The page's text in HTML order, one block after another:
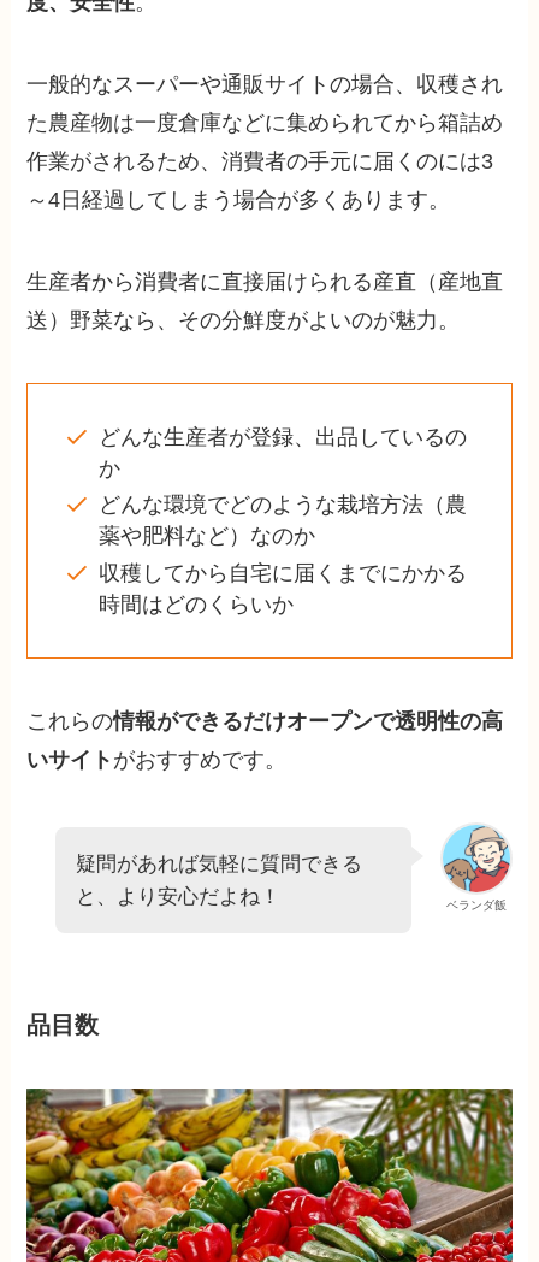
一般的なスーパーや通販サイトの場合、収穫され
た農産物は一度倉庫などに集められてから箱詰め
作業がされるため、消費者の手元に届くのには3
～4日経過してしまう場合が多くあります。
生産者から消費者に直接届けられる産直（産地直
送）野菜なら、その分鮮度がよいのが魅力。
どんな生産者が登録、出品しているの
か
どんな環境でどのような栽培方法（農
薬や肥料など）なのか
収穫してから自宅に届くまでにかかる
時間はどのくらいか
これらの情報ができるだけオープンで透明性の高
いサイト がおすすめです。
ベランダ飯
疑問があれば気軽に質問できる
と、より安心だよね！
品目数